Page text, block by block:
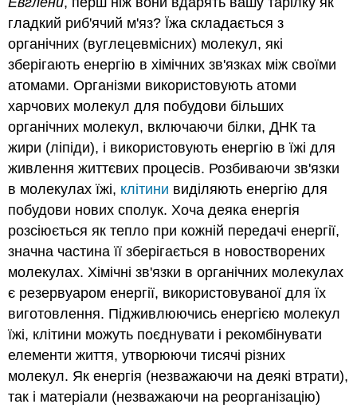
гладкий риб'ячий м'яз? Їжа складається з
органічних (вуглецевмісних) молекул, які
зберігають енергію в хімічних зв'язках між своїми
атомами. Організми використовують атоми
харчових молекул для побудови більших
органічних молекул, включаючи білки, ДНК та
жири (ліпіди), і використовують енергію в їжі для
живлення життєвих процесів. Розбиваючи зв'язки
в молекулах їжі, клітини виділяють енергію для
побудови нових сполук. Хоча деяка енергія
розсіюється як тепло при кожній передачі енергії,
значна частина її зберігається в новостворених
молекулах. Хімічні зв'язки в органічних молекулах
є резервуаром енергії, використовуваної для їх
виготовлення. Підживлюючись енергією молекул
їжі, клітини можуть поєднувати і рекомбінувати
елементи життя, утворюючи тисячі різних
молекул. Як енергія (незважаючи на деякі втрати),
так і матеріали (незважаючи на реорганізацію)